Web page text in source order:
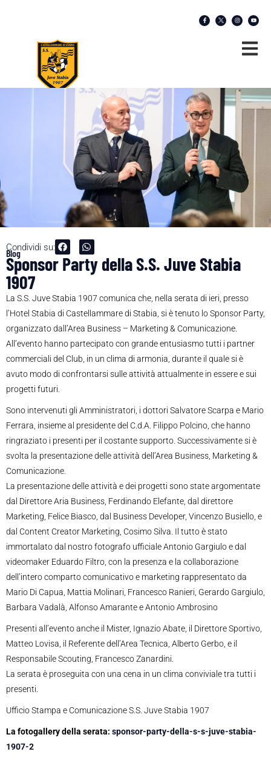
Condividi su:
Blog
Sponsor Party della S.S. Juve Stabia
1907
La S.S. Juve Stabia 1907 comunica che, nella serata di ieri, presso
l’Hotel Stabia di Castellammare di Stabia, si è tenuto lo Sponsor Party,
organizzato dall’Area Business – Marketing & Comunicazione.
All’evento hanno partecipato con grande entusiasmo tutti i partner
commerciali del Club, in un clima di armonia, durante il quale si è
avuto modo di confrontarsi sulle attività attualmente in essere e sui
progetti futuri.
Sono intervenuti gli Amministratori, i dottori Salvatore Scarpa e Mario
Ferrara, insieme al presidente del C.d.A. Filippo Polcino, che hanno
ringraziato i presenti per il costante supporto. Successivamente si è
svolta la presentazione delle attività dell’Area Business, Marketing &
Comunicazione.
La presentazione delle attività e dei progetti sono state argomentate
dal Direttore Aria Business, Ferdinando Elefante, dal direttore
Marketing, Felice Biasco, dal Business Developer, Vincenzo Busiello, e
dal Content Creator Marketing, Cosimo Silva. Il tutto è stato
immortalato dal nostro fotografo ufficiale Antonio Gargiulo e dal
videomaker Eduardo Filtro, con la presenza e la collaborazione
dell’intero comparto comunicativo e marketing rappresentato da
Mario Di Capua, Mattia Molinari, Francesco Ranieri, Gerardo Gargiulo,
Barbara Vadalà, Alfonso Amarante e Antonio Ambrosino
Presenti all’evento anche il Mister, Ignazio Abate, il Direttore Sportivo,
Matteo Lovisa, il Referente dell’Area Tecnica, Alberto Gerbo, e il
Responsabile Scouting, Francesco Zanardini.
La serata è proseguita con una cena in un clima conviviale tra tutti i
presenti.
Ufficio Stampa e Comunicazione S.S. Juve Stabia 1907
La fotogallery della serata: sponsor-party-della-s-s-juve-stabia-
1907-2